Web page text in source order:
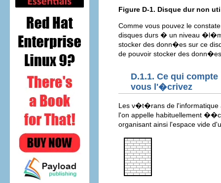
Figure D-1. Disque dur non
Comme vous pouvez le
disques durs � un niveau
stocker des donn�es sur ce
de pouvoir stocker des
D.1.1. Ce qui
vous l'�crivez
Les v�t�rans de l'informatique
l'on appelle habituellement
organisant ainsi l'espace vide